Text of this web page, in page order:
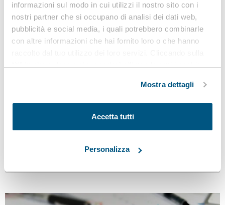
informazioni sul modo in cui utilizzi il nostro sito con i
nostri partner che si occupano di analisi dei dati web,
pubblicità e social media, i quali potrebbero combinarle
con altre informazioni che hai fornito loro o che hanno
Mostra dettagli
Accetta tutti
Personalizza
CONSENSO AL TRATTAMENTO DEI DATI
PERSONALI AI SENSI DELL'ART. 13 DEL
REGOLAMENTO UE 2016/679
INVIA